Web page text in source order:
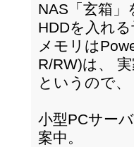
NAS「玄箱
HDDを入れる
メモリは
R/RW)は、
というので、
小型PCサー
案中。